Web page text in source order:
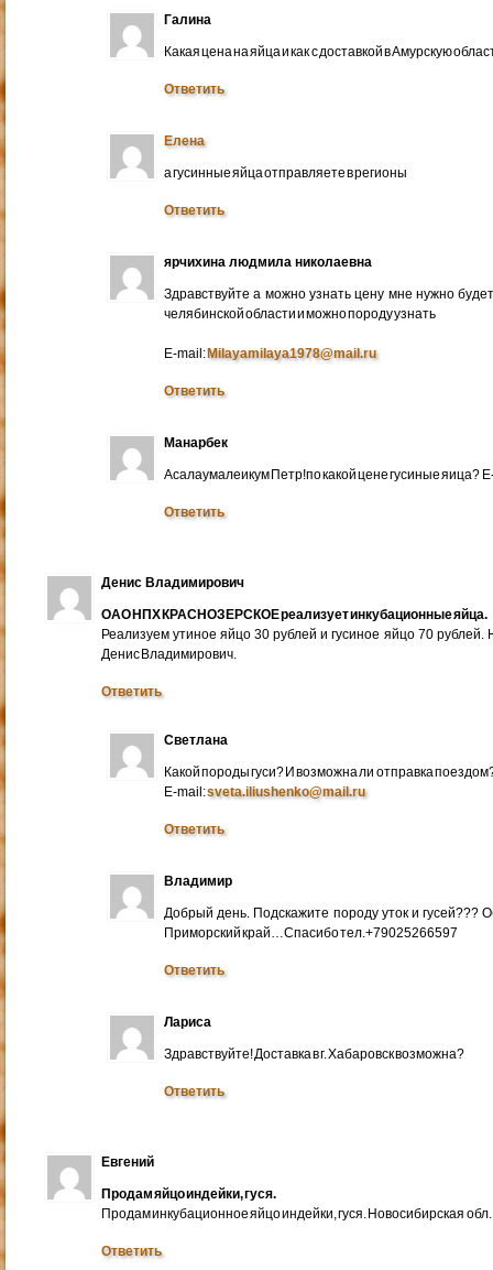
Галина
Какая цена на яйца и как с доставкой в Амурскую
Ответить
Елена
а гусинные яйца отправляете в регионы
Ответить
ярчихина людмила николаевна
Здравствуйте а можно узнать цену мне нужно
челябинской области и можно породу узнать
E-mail:Milayamilaya1978@mail.ru
Ответить
Манарбек
Асалаумалеикум Петр!по какой цене гусиные яица?
Ответить
Денис Владимирович
ОАО НПХ КРАСНОЗЕРСКОЕ реализует инкубационные яйца.
Реализуем утиное яйцо 30 рублей и гусиное яйцо 70
Денис Владимирович.
Ответить
Светлана
Какой породы гуси? И возможна ли отправка
E-mail:sveta.iliushenko@mail.ru
Ответить
Владимир
Добрый день. Подскажите породу уток и гусей???
Приморский край…Спасибо тел.+79025266597
Ответить
Лариса
Здравствуйте! Доставка в г. Хабаровск возможна?
Ответить
Евгений
Продам яйцо индейки, гуся.
Продам инкубационное яйцо индейки, гуся. Новосибирская
Ответить